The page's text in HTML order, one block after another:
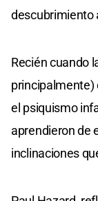
descubrimiento
Recién cuando
principalmente)
el psiquismo
aprendieron de
inclinaciones